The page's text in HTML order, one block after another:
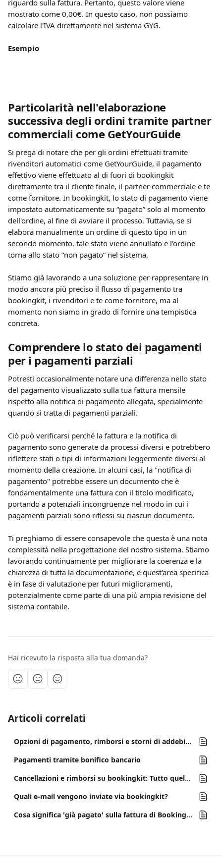
riguardo sulla fattura. Pertanto, questo valore viene
mostrato come 0,00€. In questo caso, non possiamo
calcolare l'IVA direttamente nel sistema GYG.
Esempio
Particolarità nell'elaborazione
successiva degli ordini tramite partner
commerciali come GetYourGuide
Si prega di notare che per gli ordini effettuati tramite
rivenditori automatici come GetYourGuide, il pagamento
effettivo viene effettuato al di fuori di bookingkit
direttamente tra il cliente finale, il partner commerciale e te
come fornitore. In bookingkit, lo stato di pagamento viene
impostato automaticamente su “pagato” solo al momento
dell'ordine, al fine di avviare il processo. Tuttavia, se si
elabora manualmente un ordine di questo tipo in un
secondo momento, tale stato viene annullato e l'ordine
torna allo stato “non pagato” nel sistema.
Stiamo già lavorando a una soluzione per rappresentare in
modo ancora più preciso il flusso di pagamento tra
bookingkit, i rivenditori e te come fornitore, ma al
momento non siamo in grado di fornire una tempistica
concreta.
Comprendere lo stato dei pagamenti
per i pagamenti parziali
Potresti occasionalmente notare una differenza nello stato
del pagamento visualizzato sulla tua fattura mensile
rispetto alla notifica di pagamento allegata, specialmente
quando si tratta di pagamenti parziali.
Ciò può verificarsi perché la fattura e la notifica di
pagamento sono generate da processi diversi e potrebbero
riflettere stati o tipi di informazioni leggermente diversi al
momento della creazione. In alcuni casi, la "notifica di
pagamento" potrebbe essere un documento che è
fondamentalmente una fattura con il titolo modificato,
portando a potenziali incongruenze nel modo in cui i
pagamenti parziali sono riflessi su ciascun documento.
Ti preghiamo di essere consapevole che questa è una nota
complessità nella progettazione del nostro sistema. Stiamo
lavorando continuamente per migliorare la coerenza e la
chiarezza di tutta la documentazione, e quest'area specifica
è in fase di valutazione per futuri miglioramenti,
potenzialmente come parte di una più ampia revisione del
sistema contabile.
Hai ricevuto la risposta alla tua domanda?
Articoli correlati
Opzioni di pagamento, rimborsi e storni di addebito
Pagamenti tramite bonifico bancario
Cancellazioni e rimborsi su bookingkit: Tutto quello che devi sapere
Quali e-mail vengono inviate via bookingkit?
Cosa significa 'già pagato' sulla fattura di BookingKit?